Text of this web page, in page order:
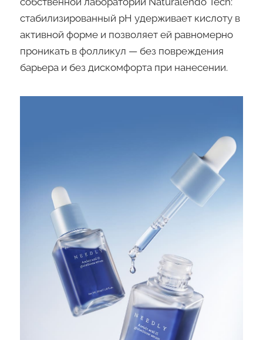
стабилизированный pH удерживает кислоту в
активной форме и позволяет ей равномерно
проникать в фолликул — без повреждения
барьера и без дискомфорта при нанесении.